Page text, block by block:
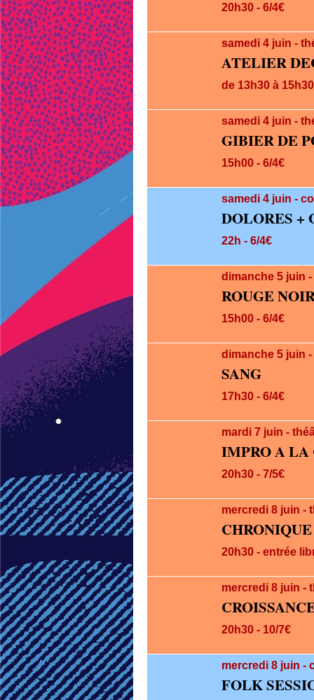
20h30 - 6/4€
samedi 4 juin -
ATELIER
de 13h30 à
samedi 4 juin -
GIBIER DE
15h00 - 6/4€
samedi 4 juin -
DOLORES +
22h - 6/4€
dimanche 5 juin
ROUGE
15h00 - 6/4€
dimanche 5 juin
SANG
17h30 - 6/4€
mardi 7 juin -
IMPRO A LA
20h30 - 7/5€
mercredi 8 juin -
20h30 - entrée
mercredi 8 juin -
20h30 - 10/7€
mercredi 8 juin -
FOLK